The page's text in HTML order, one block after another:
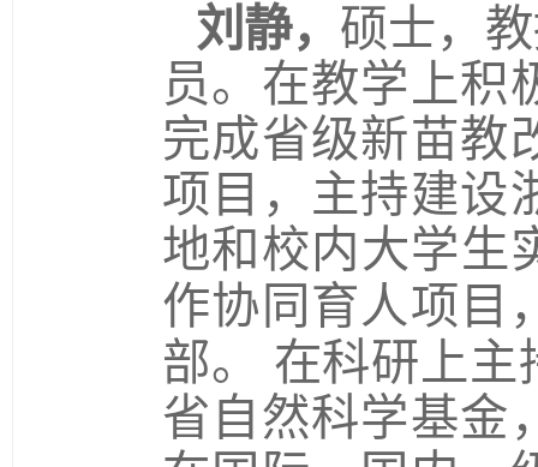
刘静， 硕士，
员。在教学上积
完成省级新苗教
项目，主持建设
地和校内大学生
作协同育人项目
部。 在科研上
省自然科学基金